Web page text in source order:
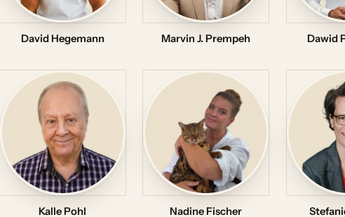
David Hegemann Marvin J. Prempeh Dawid
Kalle Pohl Nadine Fischer